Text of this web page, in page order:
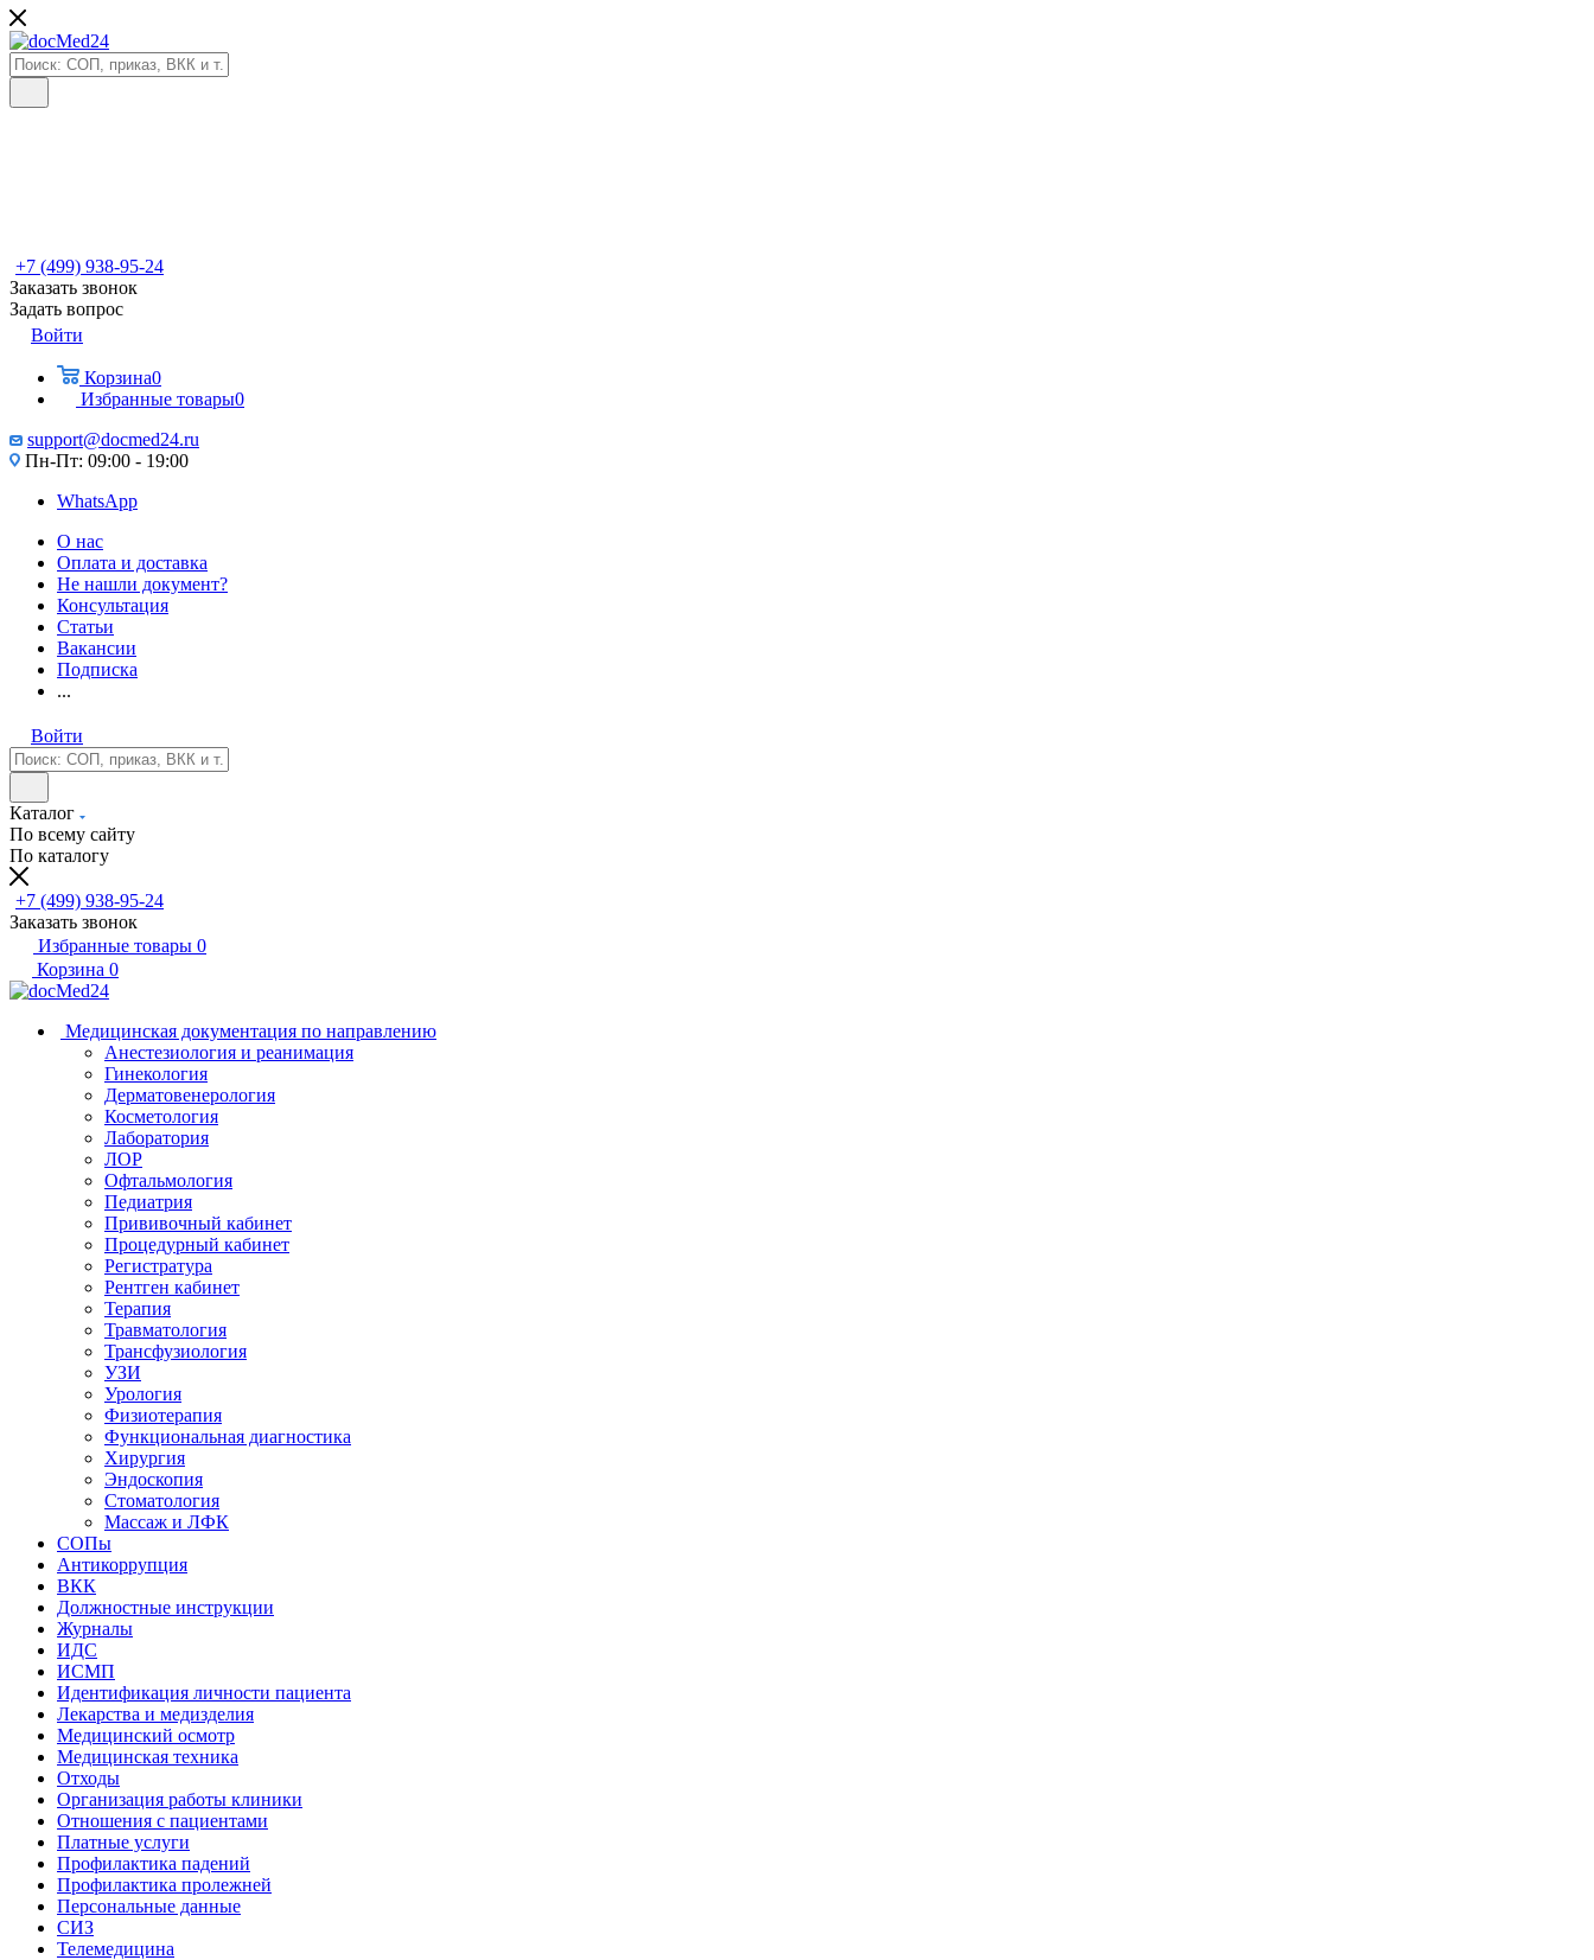
+7 (499) 938-95-24
Заказать звонок
Задать вопрос
Войти
Корзина0
Избранные товары0
support@docmed24.ru
Пн-Пт: 09:00 - 19:00
WhatsApp
О нас
Оплата и доставка
Не нашли документ?
Консультация
Статьи
Вакансии
Подписка
...
Войти
Каталог
По всему сайту
По каталогу
+7 (499) 938-95-24
Заказать звонок
Избранные товары 0
Корзина 0
Медицинская документация по направлению
Анестезиология и реанимация
Гинекология
Дерматовенерология
Косметология
Лаборатория
ЛОР
Офтальмология
Педиатрия
Прививочный кабинет
Процедурный кабинет
Регистратура
Рентген кабинет
Терапия
Травматология
Трансфузиология
УЗИ
Урология
Физиотерапия
Функциональная диагностика
Хирургия
Эндоскопия
Стоматология
Массаж и ЛФК
СОПы
Антикоррупция
ВКК
Должностные инструкции
Журналы
ИДС
ИСМП
Идентификация личности пациента
Лекарства и медизделия
Медицинский осмотр
Медицинская техника
Отходы
Организация работы клиники
Отношения с пациентами
Платные услуги
Профилактика падений
Профилактика пролежней
Персональные данные
СИЗ
Телемедицина